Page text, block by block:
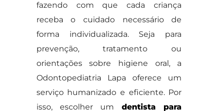
fazendo com que cada criança
receba o cuidado necessário de
forma individualizada. Seja para
prevenção, tratamento ou
orientações sobre higiene oral, a
Odontopediatria Lapa oferece um
serviço humanizado e eficiente. Por
isso, escolher um dentista para